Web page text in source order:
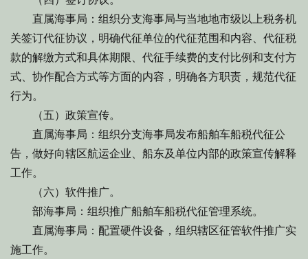
直属海事局：组织分支海事局与当地地市级以上税务机
关签订代征协议，明确代征单位的代征范围和内容、代征税
款的解缴方式和具体期限、代征手续费的支付比例和支付方
式、协作配合方式等方面的内容，明确各方职责，规范代征
行为。
（五）政策宣传。
直属海事局：组织分支海事局发布船舶车船税代征公
告，做好向辖区航运企业、船东及单位内部的政策宣传解释
工作。
（六）软件推广。
部海事局：组织推广船舶车船税代征管理系统。
直属海事局：配置硬件设备，组织辖区征管软件推广实
施工作。